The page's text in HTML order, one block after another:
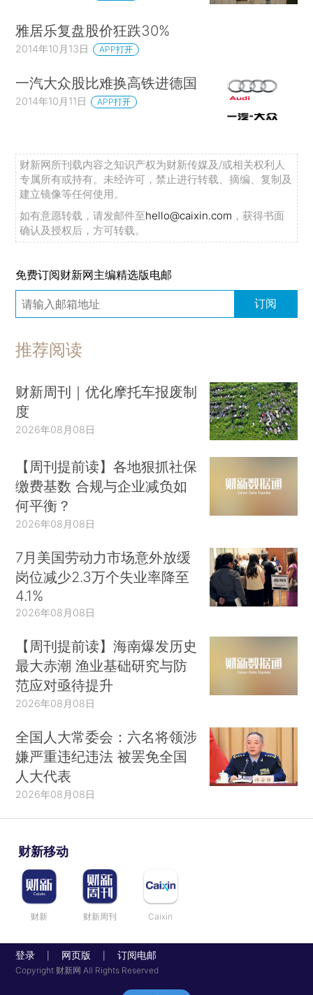
雅居乐复盘股价狂跌30%
2014年10月13日 APP打开
一汽大众股比难换高铁进德国
2014年10月11日 APP打开
财新网所刊载内容之知识产权为财新传媒及/或相关权利人
专属所有或持有。未经许可，禁止进行转载、摘编、复制及
建立镜像等任何使用。
如有意愿转载，请发邮件至hello@caixin.com ，获得书面
确认及授权后，方可转载。
免费订阅财新网主编精选版电邮
订阅
推荐阅读
财新周刊｜优化摩托车报废制
度
2026年08月08日
【周刊提前读】各地狠抓社保
缴费基数 合规与企业减负如
何平衡？
2026年08月08日
7月美国劳动力市场意外放缓
岗位减少2.3万个失业率降至
4.1%
2026年08月08日
【周刊提前读】海南爆发历史
最大赤潮 渔业基础研究与防
范应对亟待提升
2026年08月08日
全国人大常委会：六名将领涉
嫌严重违纪违法 被罢免全国
人大代表
2026年08月08日
财新移动
财新 财新周刊 Caixin
登录 网页版 订阅电邮
Copyright 财新网 All Rights Reserved